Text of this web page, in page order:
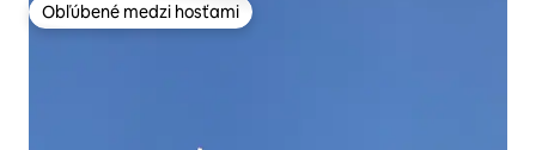
Obľúbené medzi hosťami
Obľúbené medzi hosťami